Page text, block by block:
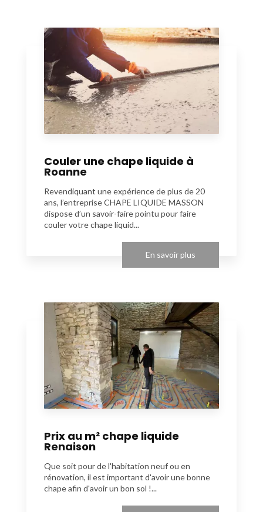
Couler une chape liquide à
Roanne
Revendiquant une expérience de plus de 20
ans, l’entreprise CHAPE LIQUIDE MASSON
dispose d’un savoir-faire pointu pour faire
couler votre chape liquid...
En savoir plus
Prix au m² chape liquide
Renaison
Que soit pour de l'habitation neuf ou en
rénovation, il est important d'avoir une bonne
chape afin d'avoir un bon sol !...